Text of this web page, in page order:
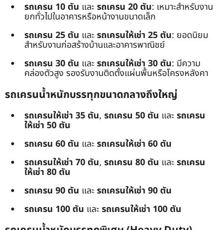
รถเครน 10 ตัน และรถเครน 20 ตัน: เหมาะสำหรับงาน
ยกทั่วไปในอาคารหรือหน้างานขนาดเล็ก
รถเครน 25 ตัน และรถเครนให้เช่า 25 ตัน: ยอดนิยม
สำหรับงานก่อสร้างบ้านและอาคารพาณิชย์
รถเครน 30 ตัน และรถเครนให้เช่า 30 ตัน: มีความ
คล่องตัวสูง รองรับงานติดตั้งแผ่นพื้นหรือโครงหลังคา
รถเครนน้ำหนักบรรทุกขนาดกลางถึงใหญ่
รถเครนให้เช่า 35 ตัน, รถเครน 50 ตัน และรถเครน
ให้เช่า 50 ตัน
รถเครน 60 ตัน และรถเครนให้เช่า 60 ตัน
รถเครนให้เช่า 70 ตัน, รถเครน 80 ตัน และรถเครน
ให้เช่า 80 ตัน
รถเครน 90 ตัน และรถเครนให้เช่า 90 ตัน
รถเครน 100 ตัน และรถเครนให้เช่า 100 ตัน